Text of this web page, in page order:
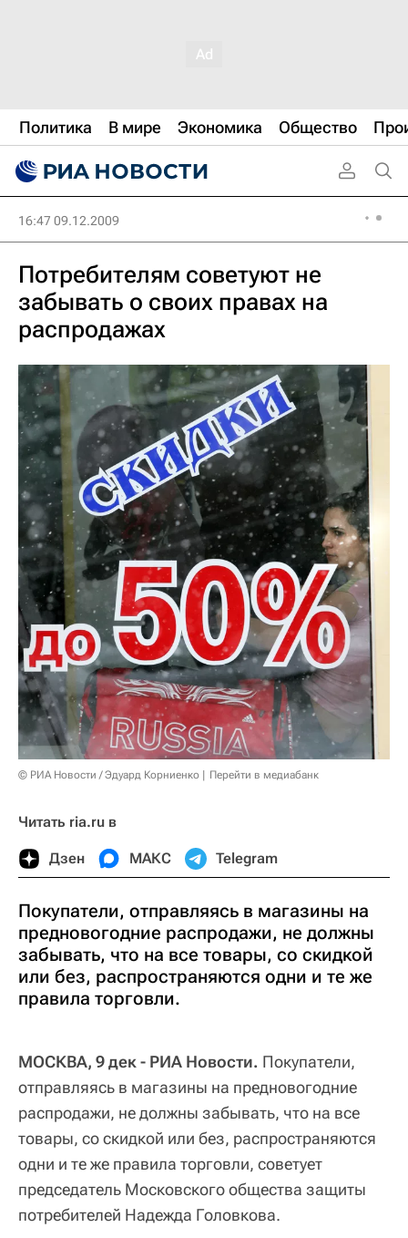
Политика В мире Экономика Общество
16:47 09.12.2009
Потребителям советуют не
забывать о своих правах на
распродажах
© РИА Новости / Эдуард Корниенко Перейти в медиабанк
Читать ria.ru в
Дзен МАКС Telegram
Покупатели, отправляясь в магазины на
предновогодние распродажи, не должны
забывать, что на все товары, со скидкой
или без, распространяются одни и те же
правила торговли.
МОСКВА, 9 дек - РИА Новости. Покупатели,
отправляясь в магазины на предновогодние
распродажи, не должны забывать, что на все
товары, со скидкой или без, распространяются
одни и те же правила торговли, советует
председатель Московского общества защиты
потребителей Надежда Головкова.